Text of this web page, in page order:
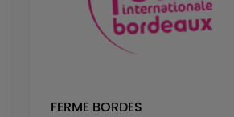
FERME BORDES